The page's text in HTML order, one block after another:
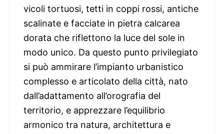
vicoli tortuosi, tetti in coppi rossi, antiche
scalinate e facciate in pietra calcarea
dorata che riflettono la luce del sole in
modo unico. Da questo punto privilegiato
si può ammirare l’impianto urbanistico
complesso e articolato della città, nato
dall’adattamento all’orografia del
territorio, e apprezzare l’equilibrio
armonico tra natura, architettura e